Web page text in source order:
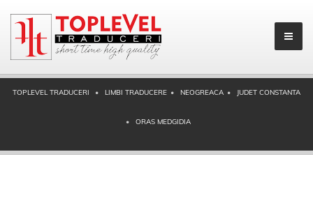
TOPLEVEL TRADUCERI LIMBI TRADUCERE NEOGREACA JUDET CONSTANTA
ORAS MEDGIDIA